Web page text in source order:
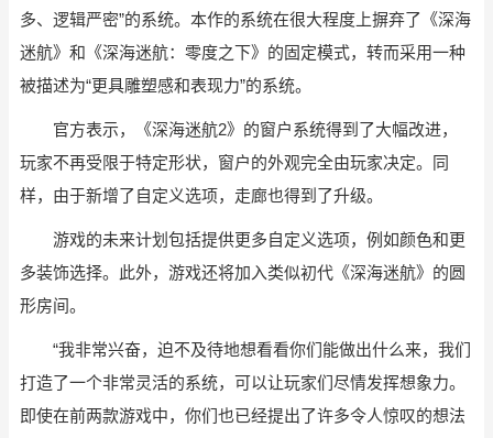
多、逻辑严密”的系统。本作的系统在很大程度上摒弃了《深海
迷航》和《深海迷航：零度之下》的固定模式，转而采用一种
被描述为“更具雕塑感和表现力”的系统。
官方表示，《深海迷航2》的窗户系统得到了大幅改进，
玩家不再受限于特定形状，窗户的外观完全由玩家决定。同
样，由于新增了自定义选项，走廊也得到了升级。
游戏的未来计划包括提供更多自定义选项，例如颜色和更
多装饰选择。此外，游戏还将加入类似初代《深海迷航》的圆
形房间。
“我非常兴奋，迫不及待地想看看你们能做出什么来，我们
打造了一个非常灵活的系统，可以让玩家们尽情发挥想象力。
即使在前两款游戏中，你们也已经提出了许多令人惊叹的想法